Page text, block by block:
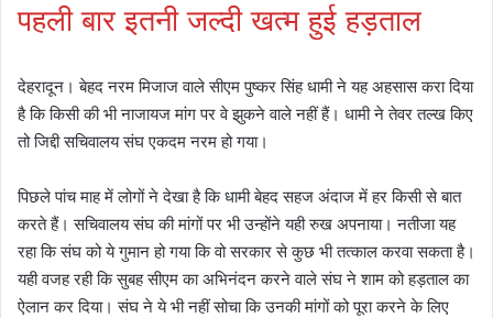
पहली बार इतनी जल्दी खत्म हुई हड़ताल
देहरादून। बेहद नरम मिजाज वाले सीएम पुष्कर सिंह धामी ने यह अहसास करा दिया
है कि किसी की भी नाजायज मांग पर वे झुकने वाले नहीं हैं। धामी ने तेवर तल्ख किए
तो जिद्दी सचिवालय संघ एकदम नरम हो गया।
पिछले पांच माह में लोगों ने देखा है कि धामी बेहद सहज अंदाज में हर किसी से बात
करते हैं। सचिवालय संघ की मांगों पर भी उन्होंने यही रुख अपनाया। नतीजा यह
रहा कि संघ को ये गुमान हो गया कि वो सरकार से कुछ भी तत्काल करवा सकता है।
यही वजह रही कि सुबह सीएम का अभिनंदन करने वाले संघ ने शाम को हड़ताल का
ऐलान कर दिया। संघ ने ये भी नहीं सोचा कि उनकी मांगों को पूरा करने के लिए